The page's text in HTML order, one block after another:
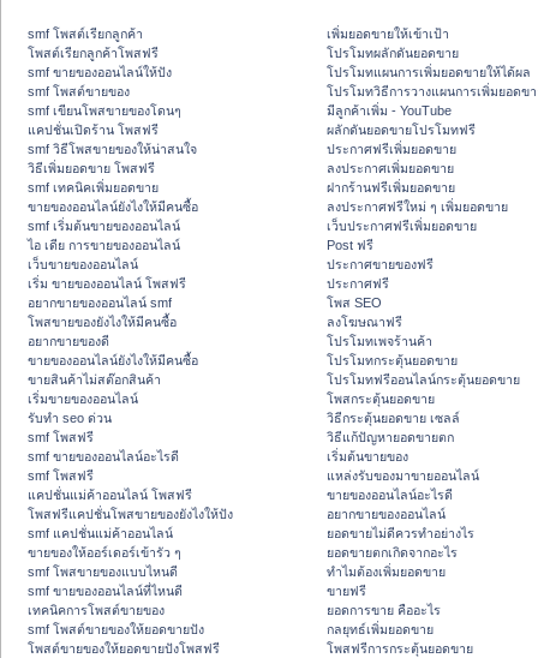
smf โพสต์เรียกลูกค้า
โพสต์เรียกลูกค้าโพสฟรี
smf ขายของออนไลน์ให้ปัง
smf โพสต์ขายของ
smf เขียนโพสขายของโดนๆ
แคปชั่นเปิดร้าน โพสฟรี
smf วิธีโพสขายของให้น่าสนใจ
วิธีเพิ่มยอดขาย โพสฟรี
smf เทคนิคเพิ่มยอดขาย
ขายของออนไลน์ยังไงให้มีคนซื้อ
smf เริ่มต้นขายของออนไลน์
ไอ เดีย การขายของออนไลน์
เว็บขายของออนไลน์
เริ่ม ขายของออนไลน์ โพสฟรี
อยากขายของออนไลน์ smf
โพสขายของยังไงให้มีคนซื้อ
อยากขายของดี
ขายของออนไลน์ยังไงให้มีคนซื้อ
ขายสินค้าไม่สต๊อกสินค้า
เริ่มขายของออนไลน์
รับทำ seo ด่วน
smf โพสฟรี
smf ขายของออนไลน์อะไรดี
smf โพสฟรี
แคปชั่นแม่ค้าออนไลน์ โพสฟรี
โพสฟรีแคปชั่นโพสขายของยังไงให้ปัง
smf แคปชั่นแม่ค้าออนไลน์
ขายของให้ออร์เดอร์เข้ารัว ๆ
smf โพสขายของแบบไหนดี
smf ขายของออนไลน์ที่ไหนดี
เทคนิคการโพสต์ขายของ
smf โพสต์ขายของให้ยอดขายปัง
โพสต์ขายของให้ยอดขายปังโพสฟรี
เพิ่มยอดขายให้เข้าเป้า
โปรโมทผลักดันยอดขาย
โปรโมทแผนการเพิ่มยอดขายให้ได้ผล
โปรโมทวิธีการวางแผนการเพิ่มยอดข
มีลูกค้าเพิ่ม - YouTube
ผลักดันยอดขายโปรโมทฟรี
ประกาศฟรีเพิ่มยอดขาย
ลงประกาศเพิ่มยอดขาย
ฝากร้านฟรีเพิ่มยอดขาย
ลงประกาศฟรีใหม่ ๆ เพิ่มยอดขาย
เว็บประกาศฟรีเพิ่มยอดขาย
Post ฟรี
ประกาศขายของฟรี
ประกาศฟรี
โพส SEO
ลงโฆษณาฟรี
โปรโมทเพจร้านค้า
โปรโมทกระตุ้นยอดขาย
โปรโมทฟรีออนไลน์กระตุ้นยอดขาย
โพสกระตุ้นยอดขาย
วิธีกระตุ้นยอดขาย เซลล์
วิธีแก้ปัญหายอดขายตก
เริ่มต้นขายของ
แหล่งรับของมาขายออนไลน์
ขายของออนไลน์อะไรดี
อยากขายของออนไลน์
ยอดขายไม่ดีควรทำอย่างไร
ยอดขายตกเกิดจากอะไร
ทำไมต้องเพิ่มยอดขาย
ขายฟรี
ยอดการขาย คืออะไร
กลยุทธ์เพิ่มยอดขาย
โพสฟรีการกระตุ้นยอดขาย